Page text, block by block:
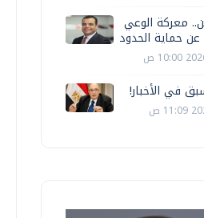
معركة الوعي
حماية الحدود
في الأخبار!